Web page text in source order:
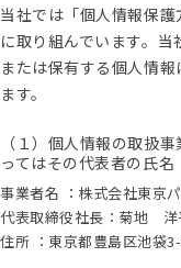
当社では「個人情報保
に取り組んでいます。当
または保有する個人情
ます。
（１）個人情報の取扱
ってはその代表者の氏名
事業者名 ：株式会社東京
代表取締役社長：菊地 洋
住所 ：東京都豊島区池袋